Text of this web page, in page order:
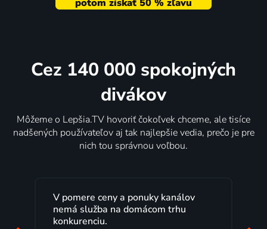
Cez 140 000 spokojných
divákov
Môžeme o Lepšia.TV hovoriť čokoľvek chceme, ale tisíce
nadšených používateľov aj tak najlepšie vedia, prečo je pre
nich tou správnou voľbou.
V pomere ceny a ponuky kanálov
nemá služba na domácom trhu
konkurenciu.